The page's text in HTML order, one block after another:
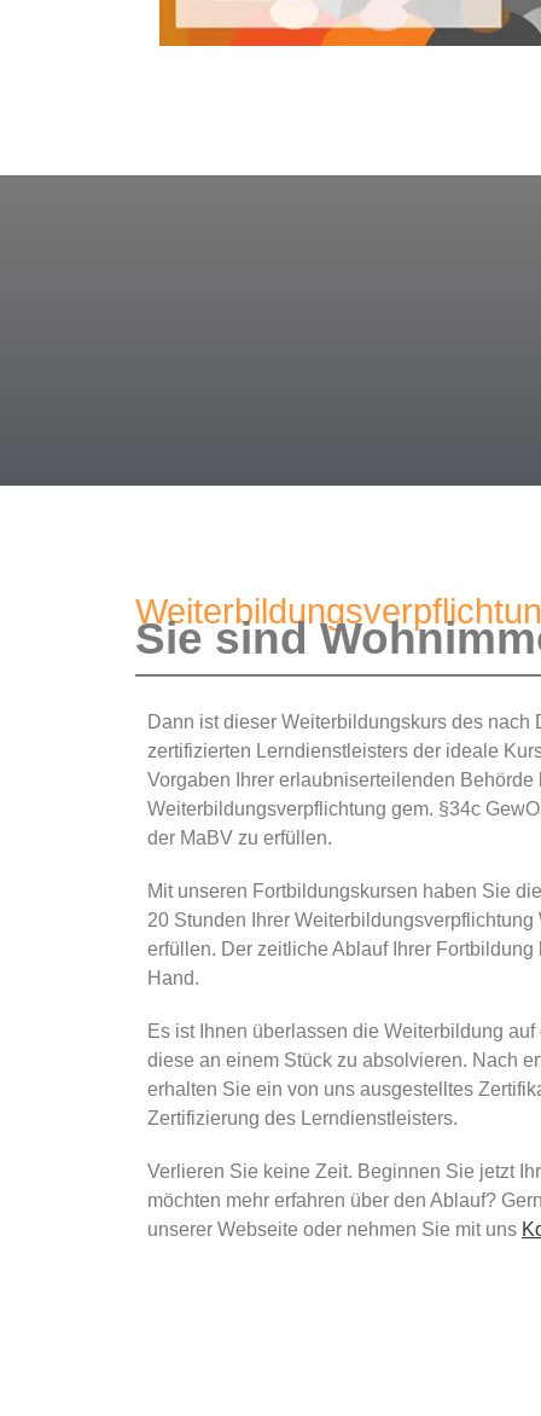
Sie sind
Dann ist dieser Weiterbildungskurs des nach
zertifizierten Lerndienstleisters der ideale
Vorgaben Ihrer erlaubniserteilenden Behörde
Weiterbildungsverpflichtung gem. §34c
der MaBV zu erfüllen.
Mit unseren Fortbildungskursen haben Sie
20 Stunden Ihrer
erfüllen. Der zeitliche Ablauf Ihrer
Hand.
Es ist Ihnen überlassen die Weiterbildung
diese an einem Stück zu absolvieren. Nach
erhalten Sie ein von uns ausgestelltes
Zertifizierung des Lerndienstleisters.
Verlieren Sie keine Zeit. Beginnen Sie jetzt
möchten mehr erfahren über den Ablauf?
unserer Webseite oder nehmen Sie mit uns